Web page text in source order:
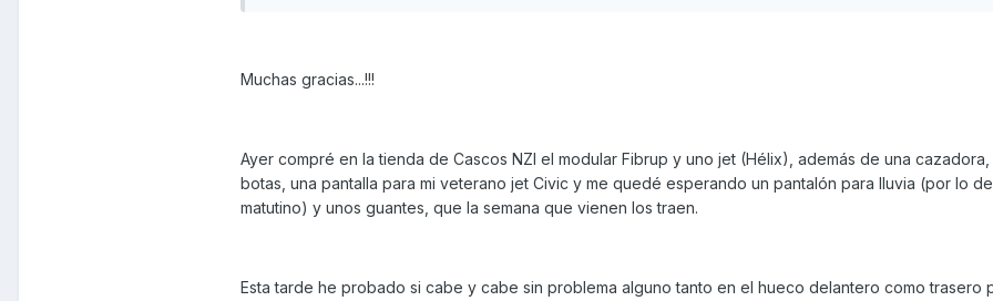
Muchas gracias...!!!
Ayer compré en la tienda de Cascos NZI el modular Fibrup y uno jet (Hélix), además de una cazadora,
botas, una pantalla para mi veterano jet Civic y me quedé esperando un pantalón para lluvia (por lo
matutino) y unos guantes, que la semana que vienen los traen.
Esta tarde he probado si cabe y cabe sin problema alguno tanto en el hueco delantero como trasero